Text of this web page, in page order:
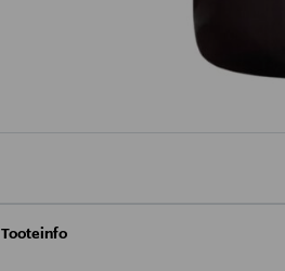
Tooteinfo